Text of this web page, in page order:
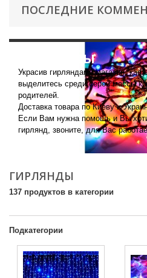
ПОСЛЕДНИЕ
Гирлянды
Украсив гирляндами магазин,
выделитесь среди серой массы
родителей.
Доставка товара по Киеву и
Если Вам нужна помощь и Вы
гирлянд, звоните, для Вас
ГИРЛЯНДЫ
137 продуктов в категории
Подкатегории